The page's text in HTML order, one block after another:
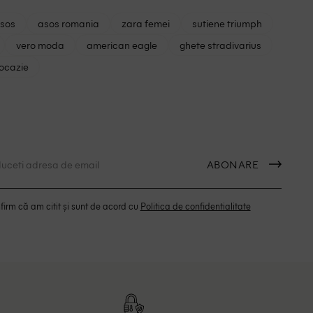
asos romania zara femei
sutiene triumph
vero moda american eagle
ghete stradivarius
ABONARE
că am citit și sunt de acord cu Politica de confidentialitate